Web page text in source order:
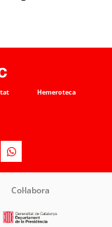
Hemeroteca
Col·labora